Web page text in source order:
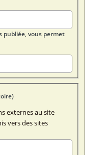
publiée, vous permet
(obligatoire)
externes au site
vers des sites